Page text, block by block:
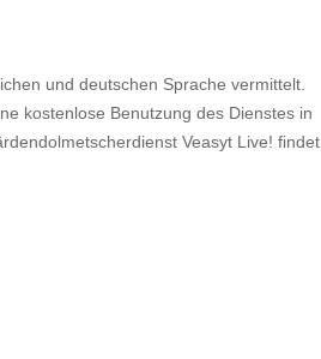
und deutschen Sprache vermittelt.
kostenlose Benutzung des Dienstes in
Veasyt Live! findet